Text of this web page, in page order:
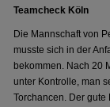
Teamcheck Köln
Die Mannschaft von
musste sich in der
bekommen. Nach 20
unter Kontrolle, man
Torchancen. Der